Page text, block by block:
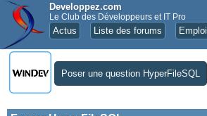
Developpez.com
Le Club des Développeurs et IT Pro
Actus Liste des forums Emploi
Poser une question HyperFileSQL